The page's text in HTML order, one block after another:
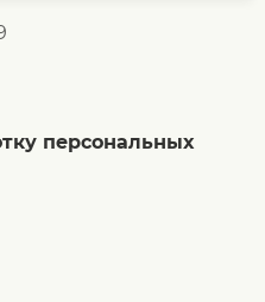
персональных